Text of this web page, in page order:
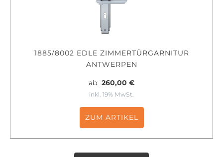
1885/8002 EDLE ZIMMERTÜRGARNITUR
ANTWERPEN
ab 260,00 €
inkl. 19% MwSt.
ZUM ARTIKEL